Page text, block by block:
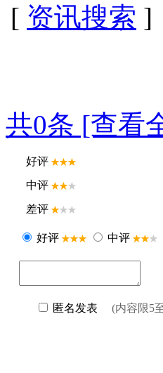
[ 资讯搜索 ]
共0条 [查看